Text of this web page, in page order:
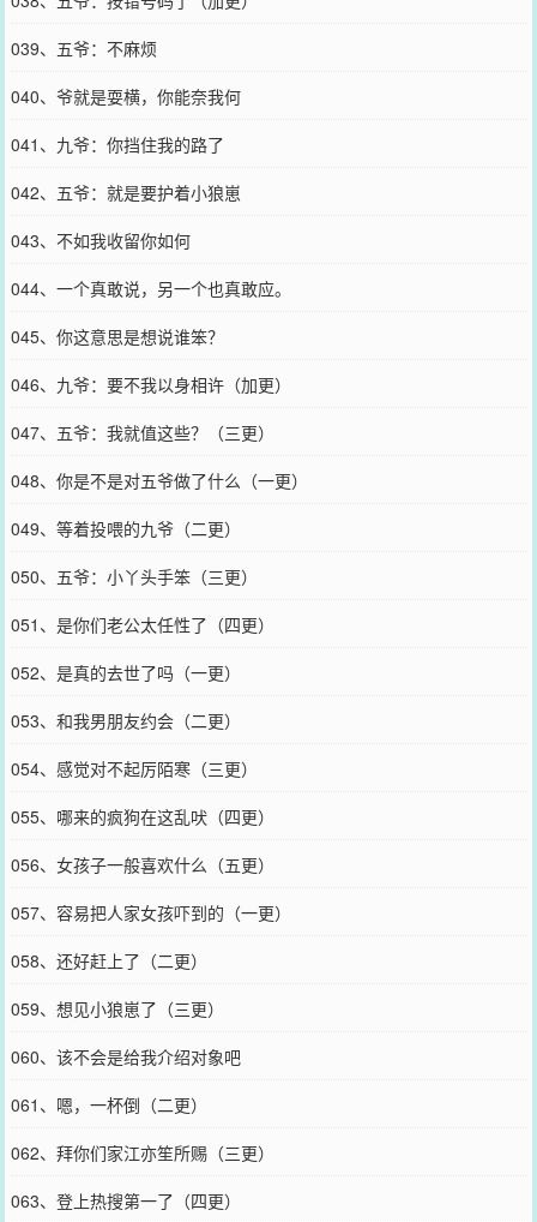
039、五爷：不麻烦
040、爷就是耍横，你能奈我何
041、九爷：你挡住我的路了
042、五爷：就是要护着小狼崽
043、不如我收留你如何
044、一个真敢说，另一个也真敢应。
045、你这意思是想说谁笨？
046、九爷：要不我以身相许（加更）
047、五爷：我就值这些？（三更）
048、你是不是对五爷做了什么（一更）
049、等着投喂的九爷（二更）
050、五爷：小丫头手笨（三更）
051、是你们老公太任性了（四更）
052、是真的去世了吗（一更）
053、和我男朋友约会（二更）
054、感觉对不起厉陌寒（三更）
055、哪来的疯狗在这乱吠（四更）
056、女孩子一般喜欢什么（五更）
057、容易把人家女孩吓到的（一更）
058、还好赶上了（二更）
059、想见小狼崽了（三更）
060、该不会是给我介绍对象吧
061、嗯，一杯倒（二更）
062、拜你们家江亦笙所赐（三更）
063、登上热搜第一了（四更）